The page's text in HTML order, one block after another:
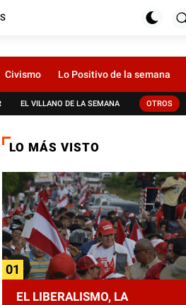
Civismo Lo Positivo de la semana
EL VILLANO DE LA SEMANA OTROS
LO MÁS VISTO
EL LIBERALISMO, LA